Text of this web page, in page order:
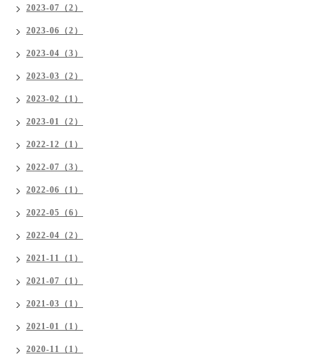
2023-07（2）
2023-06（2）
2023-04（3）
2023-03（2）
2023-02（1）
2023-01（2）
2022-12（1）
2022-07（3）
2022-06（1）
2022-05（6）
2022-04（2）
2021-11（1）
2021-07（1）
2021-03（1）
2021-01（1）
2020-11（1）